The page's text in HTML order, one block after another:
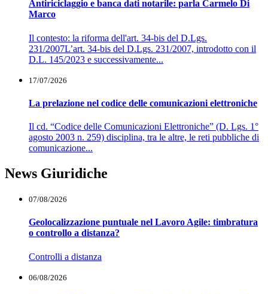
Antiriciclaggio e banca dati notarile: parla Carmelo Di
Marco
Il contesto: la riforma dell'art. 34-bis del D.Lgs.
231/2007L’art. 34-bis del D.Lgs. 231/2007, introdotto con il
D.L. 145/2023 e successivamente...
17/07/2026
La prelazione nel codice delle comunicazioni elettroniche
Il cd. “Codice delle Comunicazioni Elettroniche” (D. Lgs. 1°
agosto 2003 n. 259) disciplina, tra le altre, le reti pubbliche di
comunicazione...
News Giuridiche
07/08/2026
Geolocalizzazione puntuale nel Lavoro Agile: timbratura
o controllo a distanza?
Controlli a distanza
06/08/2026